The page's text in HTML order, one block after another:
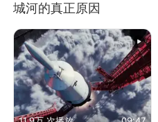
城河的真正原因